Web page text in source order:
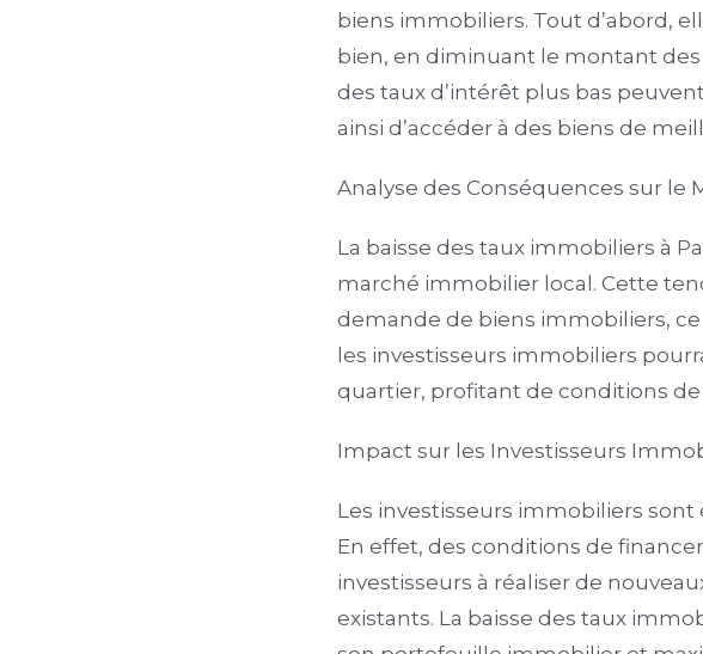
biens immobiliers. Tout d’abord,
bien, en diminuant le montant
des taux d’intérêt plus bas
ainsi d’accéder à des biens de
Analyse des Conséquences sur le
La baisse des taux immobiliers à
marché immobilier local. Cette
demande de biens immobiliers,
les investisseurs immobiliers
quartier, profitant de conditions
Impact sur les Investisseurs
Les investisseurs immobiliers sont
En effet, des conditions de
investisseurs à réaliser de
existants. La baisse des taux